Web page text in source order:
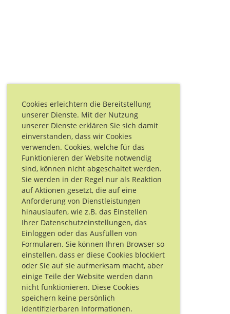
Cookies erleichtern die Bereitstellung
unserer Dienste. Mit der Nutzung
unserer Dienste erklären Sie sich damit
einverstanden, dass wir Cookies
verwenden. Cookies, welche für das
Funktionieren der Website notwendig
sind, können nicht abgeschaltet werden.
Sie werden in der Regel nur als Reaktion
auf Aktionen gesetzt, die auf eine
Anforderung von Dienstleistungen
hinauslaufen, wie z.B. das Einstellen
Ihrer Datenschutzeinstellungen, das
Einloggen oder das Ausfüllen von
Formularen. Sie können Ihren Browser so
einstellen, dass er diese Cookies blockiert
oder Sie auf sie aufmerksam macht, aber
einige Teile der Website werden dann
nicht funktionieren. Diese Cookies
speichern keine persönlich
identifizierbaren Informationen.